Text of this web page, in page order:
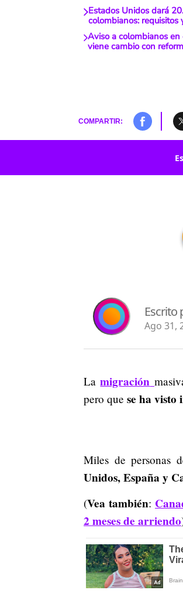
Estados Unidos dará
colombianos: requisitos
Aviso a colombianos
viene cambio con
COMPARTIR:
Escrito
Ago 31,
Lamigración
pero que se ha visto
Miles de personas
Unidos, España y
(Vea también:
2 meses de arriendo